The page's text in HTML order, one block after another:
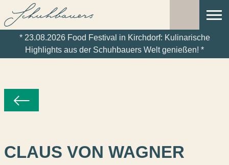
* 23.08.2026 Food Festival in Kirchdorf: Kulinarische
Highlights aus der Schuhbauers Welt genießen! *
CLAUS VON WAGNER